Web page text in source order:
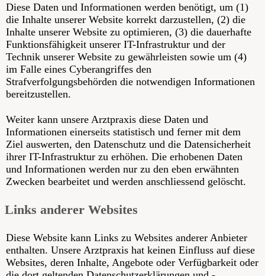
Diese Daten und Informationen werden benötigt, um (1)
die Inhalte unserer Website korrekt darzustellen, (2) die
Inhalte unserer Website zu optimieren, (3) die dauerhafte
Funktionsfähigkeit unserer IT-Infrastruktur und der
Technik unserer Website zu gewährleisten sowie um (4)
im Falle eines Cyberangriffes den
Strafverfolgungsbehörden die notwendigen Informationen
bereitzustellen.
Weiter kann unsere Arztpraxis diese Daten und
Informationen einerseits statistisch und ferner mit dem
Ziel auswerten, den Datenschutz und die Datensicherheit
ihrer IT-Infrastruktur zu erhöhen. Die erhobenen Daten
und Informationen werden nur zu den eben erwähnten
Zwecken bearbeitet und werden anschliessend gelöscht.
Links anderer Websites
Diese Website kann Links zu Websites anderer Anbieter
enthalten. Unsere Arztpraxis hat keinen Einfluss auf diese
Websites, deren Inhalte, Angebote oder Verfügbarkeit oder